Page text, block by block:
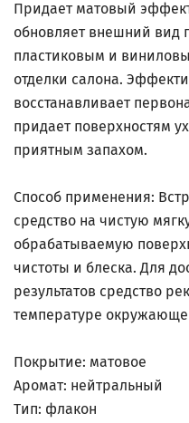
Придает матовый
обновляет внешний вид
пластиковым и
отделки салона.
восстанавливает
придает поверхностям
приятным запахом.
Способ применения:
средство на чистую
обрабатываемую
чистоты и блеска. Для
результатов средство
температуре
Покрытие: матовое
Аромат: нейтральный
Тип: флакон